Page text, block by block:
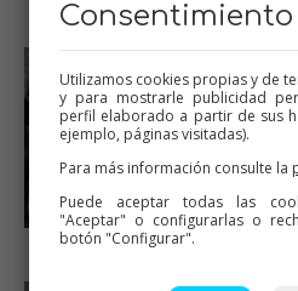
Alisar
clavar trozos de oreos
Consentimiento
Utilizamos cookies propias y de
y para mostrarle publicidad
perfil elaborado a partir de sus
ejemplo, páginas visitadas).
Para más información consulte la
Puede aceptar todas las
"Aceptar" o configurarlas o
botón "Configurar".